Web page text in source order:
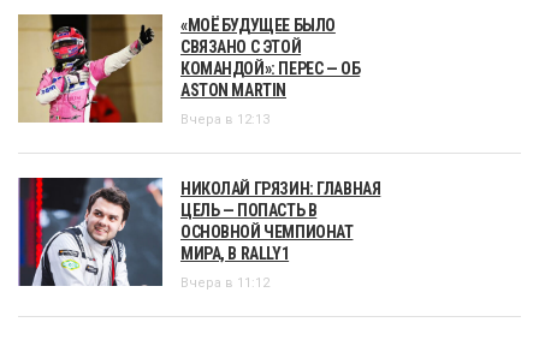
«МОЁ БУДУЩЕЕ БЫЛО
СВЯЗАНО С ЭТОЙ
КОМАНДОЙ»: ПЕРЕС — ОБ
ASTON MARTIN
Вчера в 12:13
НИКОЛАЙ ГРЯЗИН: ГЛАВНАЯ
ЦЕЛЬ — ПОПАСТЬ В
ОСНОВНОЙ ЧЕМПИОНАТ
МИРА, В RALLY1
Вчера в 11:12